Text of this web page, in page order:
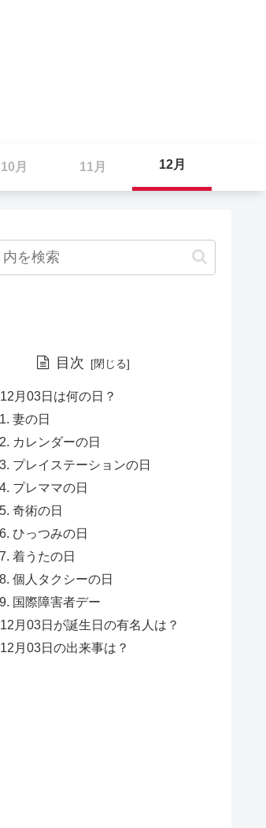
10月 11月 12月
目次
12月03日は何の日？
妻の日
カレンダーの日
プレイステーションの日
プレママの日
奇術の日
ひっつみの日
着うたの日
個人タクシーの日
国際障害者デー
12月03日が誕生日の有名人は？
12月03日の出来事は？